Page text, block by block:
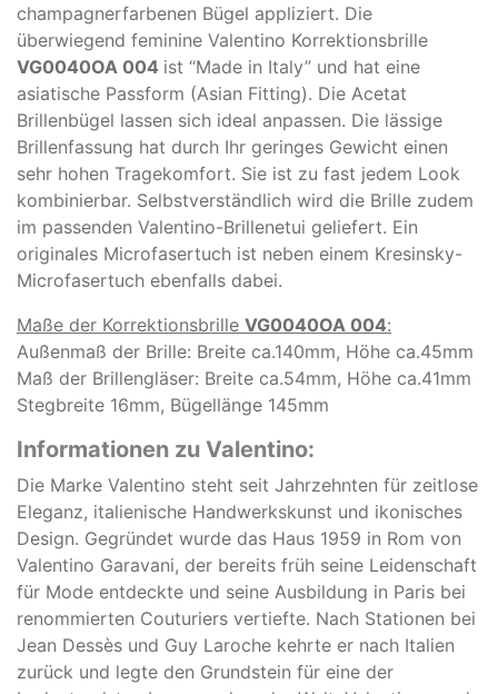
champagnerfarbenen Bügel appliziert. Die
überwiegend feminine Valentino Korrektionsbrille
VG0040OA 004 ist “Made in Italy” und hat eine
asiatische Passform (Asian Fitting). Die Acetat
Brillenbügel lassen sich ideal anpassen. Die lässige
Brillenfassung hat durch Ihr geringes Gewicht einen
sehr hohen Tragekomfort. Sie ist zu fast jedem Look
kombinierbar. Selbstverständlich wird die Brille zudem
im passenden Valentino-Brillenetui geliefert. Ein
originales Microfasertuch ist neben einem Kresinsky-
Microfasertuch ebenfalls dabei.
Maße der Korrektionsbrille VG0040OA 004:
Außenmaß der Brille: Breite ca.140mm, Höhe ca.45mm
Maß der Brillengläser: Breite ca.54mm, Höhe ca.41mm
Stegbreite 16mm, Bügellänge 145mm
Informationen zu Valentino:
Die Marke Valentino steht seit Jahrzehnten für zeitlose
Eleganz, italienische Handwerkskunst und ikonisches
Design. Gegründet wurde das Haus 1959 in Rom von
Valentino Garavani, der bereits früh seine Leidenschaft
für Mode entdeckte und seine Ausbildung in Paris bei
renommierten Couturiers vertiefte. Nach Stationen bei
Jean Dessès und Guy Laroche kehrte er nach Italien
zurück und legte den Grundstein für eine der